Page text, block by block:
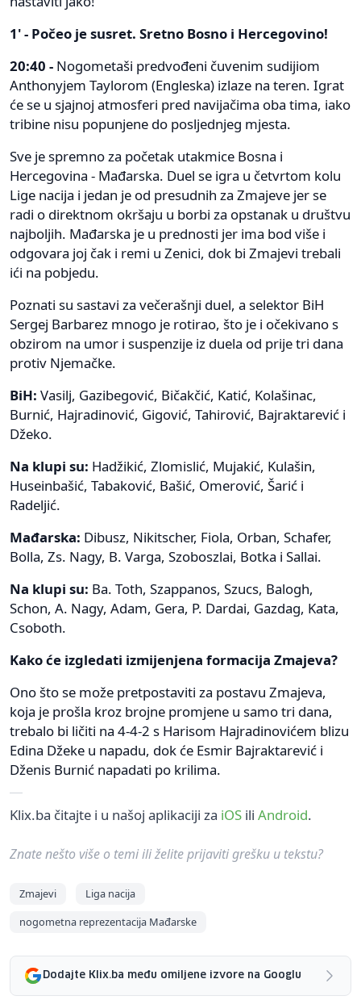
1' - Počeo je susret. Sretno Bosno i Hercegovino!
20:40 - Nogometaši predvođeni čuvenim sudijiom
Anthonyjem Taylorom (Engleska) izlaze na teren. Igrat
će se u sjajnoj atmosferi pred navijačima oba tima, iako
tribine nisu popunjene do posljednjeg mjesta.
Sve je spremno za početak utakmice Bosna i
Hercegovina - Mađarska. Duel se igra u četvrtom kolu
Lige nacija i jedan je od presudnih za Zmajeve jer se
radi o direktnom okršaju u borbi za opstanak u društvu
najboljih. Mađarska je u prednosti jer ima bod više i
odgovara joj čak i remi u Zenici, dok bi Zmajevi trebali
ići na pobjedu.
Poznati su sastavi za večerašnji duel, a selektor BiH
Sergej Barbarez mnogo je rotirao, što je i očekivano s
obzirom na umor i suspenzije iz duela od prije tri dana
protiv Njemačke.
BiH: Vasilj, Gazibegović, Bičakčić, Katić, Kolašinac,
Burnić, Hajradinović, Gigović, Tahirović, Bajraktarević i
Džeko.
Na klupi su: Hadžikić, Zlomislić, Mujakić, Kulašin,
Huseinbašić, Tabaković, Bašić, Omerović, Šarić i
Radeljić.
Mađarska: Dibusz, Nikitscher, Fiola, Orban, Schafer,
Bolla, Zs. Nagy, B. Varga, Szoboszlai, Botka i Sallai.
Na klupi su: Ba. Toth, Szappanos, Szucs, Balogh,
Schon, A. Nagy, Adam, Gera, P. Dardai, Gazdag, Kata,
Csoboth.
Kako će izgledati izmijenjena formacija Zmajeva?
Ono što se može pretpostaviti za postavu Zmajeva,
koja je prošla kroz brojne promjene u samo tri dana,
trebalo bi ličiti na 4-4-2 s Harisom Hajradinovićem blizu
Edina Džeke u napadu, dok će Esmir Bajraktarević i
Dženis Burnić napadati po krilima.
Klix.ba čitajte i u našoj aplikaciji za iOS ili Android.
Znate nešto više o temi ili želite prijaviti grešku u tekstu?
Zmajevi
Liga nacija
nogometna reprezentacija Mađarske
Dodajte Klix.ba među omiljene izvore na Googlu